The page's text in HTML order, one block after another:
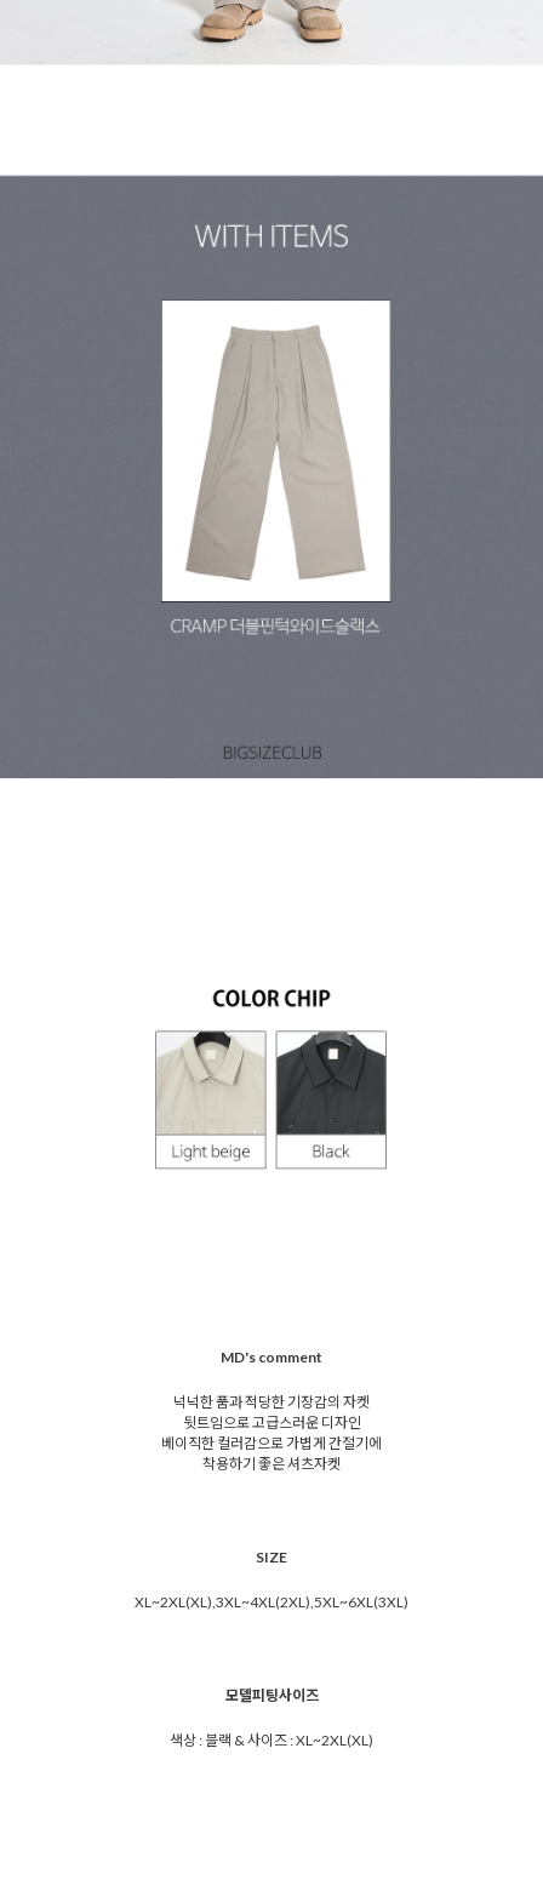
MD's comment
넉넉한 품과 적당한 기장감의 자켓
뒷트임으로 고급스러운 디자인
베이직한 컬러감으로 가볍게 간절기에
착용하기 좋은 셔츠자켓
SIZE
XL~2XL(XL),3XL~4XL(2XL),5XL~6XL(3XL)
모델피팅사이즈
색상 : 블랙 & 사이즈 : XL~2XL(XL)